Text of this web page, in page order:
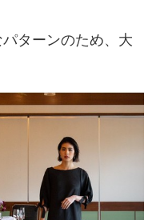
ターンのため、大